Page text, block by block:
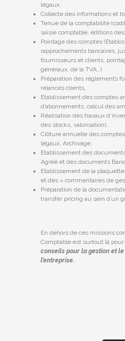
légaux,
Collecte des informations et
Tenue de la comptabilité
saisie comptable, éditions
Pointage des comptes
rapprochements bancaires,
fournisseurs et clients,
généraux, de la TVA…)
Préparation des règlements
relances clients,
Etablissement des comptes
d’abonnements, calcul des
Réalisation des travaux
des stocks, valorisation),
Clôture annuelle des
légaux, Archivage,
Etablissement des
Agréé et des documents
Etablissement de la
et des « commentaires de
Préparation de la
transfer pricing au sein d’un
En dehors de ces missions
Comptable est surtout là
conseils pour la gestion et
l’entreprise.
.